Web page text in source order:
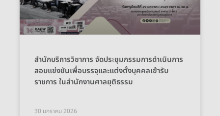
สำนักบริการวิชาการ จัดประชุมกรรมการดำเนินการ
สอบแข่งขันเพื่อบรรจุและแต่งตั้งบุคคลเข้ารับ
ราชการ ในสำนักงานศาลยุติธรรม
30 มกราคม 2026